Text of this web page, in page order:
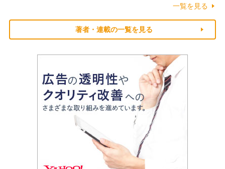
一覧を見る
著者・連載の一覧を見る